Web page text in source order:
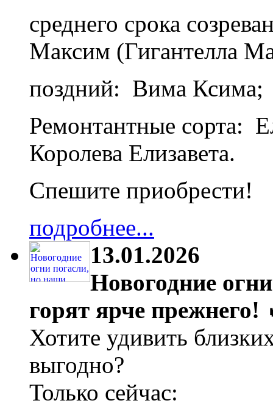
среднего срока
Максим (Гигантелла
поздний: Вима Ксима;
Ремонтантные сорта:
Королева Елизавета.
Спешите приобрести!
подробнее...
13.01.2026
Новогодние
горят ярче прежнего!
Хотите удивить
выгодно?
Только сейчас: